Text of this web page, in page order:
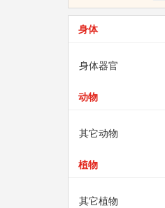
身体
身体器官
动物
其它动物
植物
其它植物